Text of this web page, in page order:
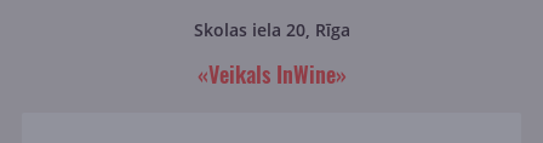
Skolas iela 20, Rīga
«Veikals InWine»